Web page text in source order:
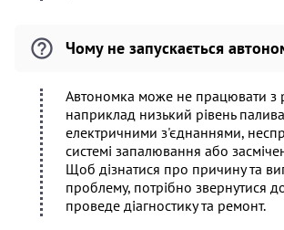
Чому не запускається
Автономка може не працювати з
наприклад низький рівень
електричними з'єднаннями,
системі запалювання або
Щоб дізнатися про причину та
проблему, потрібно звернутися
проведе діагностику та ремонт.